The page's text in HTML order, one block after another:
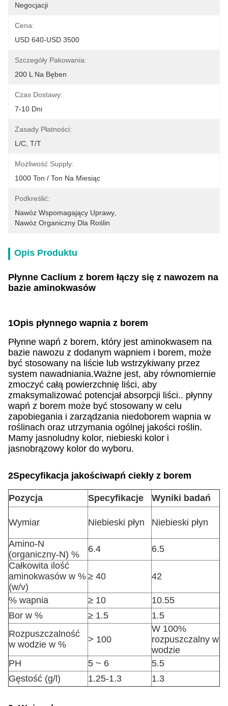
Negocjacji
Cena:
USD 640-USD 3500
Szczegóły Pakowania:
200 L Na Bęben
Czas Dostawy:
7-10 Dni
Zasady Płatności:
L/C, T/T
Możliwość Supply:
1000 Ton / Ton Na Miesiąc
Podkreślić:
Nawóz Wspomagający Uprawy
Nawóz Organiczny Dla Roślin
Opis Produktu
Płynne Caclium z borem łączy się z nawozem na
bazie aminokwasów
1Opis płynnego wapnia z borem
Płynne wapń z borem, który jest aminokwasem na
bazie nawozu z dodanym wapniem i borem, może
być stosowany na liście lub wstrzykiwany przez
system nawadniania.Ważne jest, aby równomiernie
zmoczyć całą powierzchnię liści, aby
zmaksymalizować potencjał absorpcji liści.. płynny
wapń z borem może być stosowany w celu
zapobiegania i zarządzania niedoborem wapnia w
roślinach oraz utrzymania ogólnej jakości roślin.
Mamy jasnoludny kolor, niebieski kolor i
jasnobrązowy kolor do wyboru.
2Specyfikacja jakościwapń ciekły z borem
Pozycja Specyfikacje Wyniki badań
Wymiar Niebieski płyn Niebieski płyn
Amino-N
(organiczny-N) %
6.4
6.5
Całkowita ilość
aminokwasów w %
(w/v)
≥ 40 42
% wapnia ≥ 10
10.55
Bor w %
≥ 1.5
1.5
Rozpuszczalność
w wodzie w %
> 100
W 100%
rozpuszczalny w
wodzie
PH
5 ~ 6
5.5
Gęstość (g/l)
1.25-1.3 1.3